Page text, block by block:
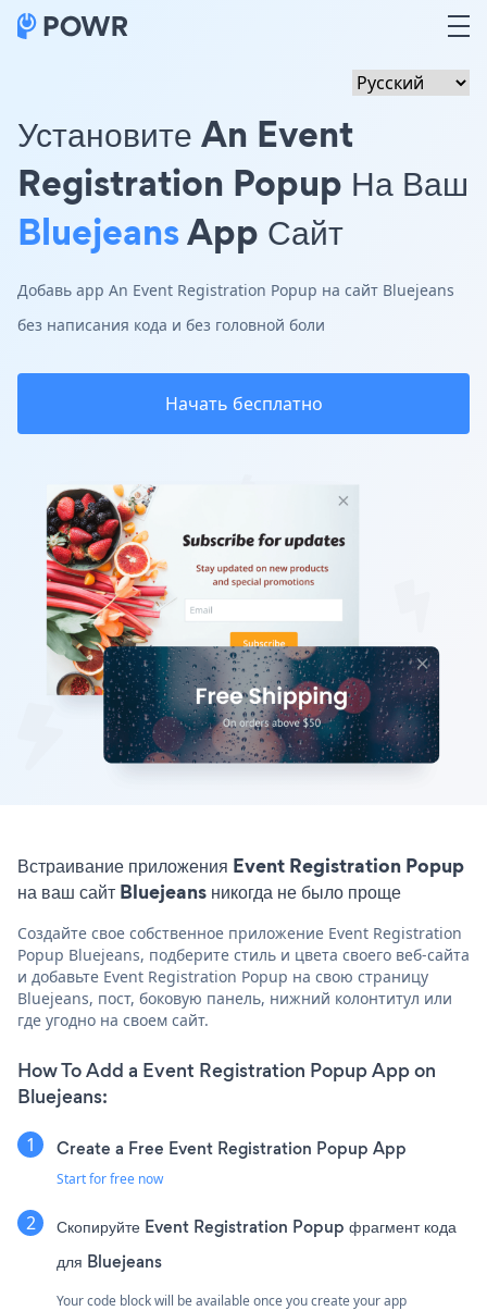
Установите An Event
Registration Popup На Ваш
BluejeansApp Сайт
Добавь app An Event Registration Popup на сайт Bluejeans
без написания кода и без головной боли
Начать бесплатно
Встраивание приложения Event Registration Popup
на ваш сайт Bluejeans никогда не было проще
Создайте свое собственное приложение Event Registration
Popup Bluejeans, подберите стиль и цвета своего веб-сайта
и добавьте Event Registration Popup на свою страницу
Bluejeans, пост, боковую панель, нижний колонтитул или
где угодно на своем сайт.
How To Add a Event Registration Popup App on
Bluejeans:
Create a Free Event Registration Popup App
Start for free now
Скопируйте Event Registration Popup фрагмент кода
для Bluejeans
Your code block will be available once you create your app